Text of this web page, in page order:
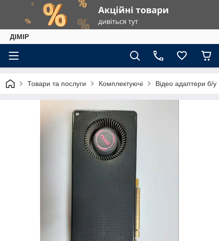
ДІМІР
Товари та послуги Комплектуючі Відео адаптери б/у